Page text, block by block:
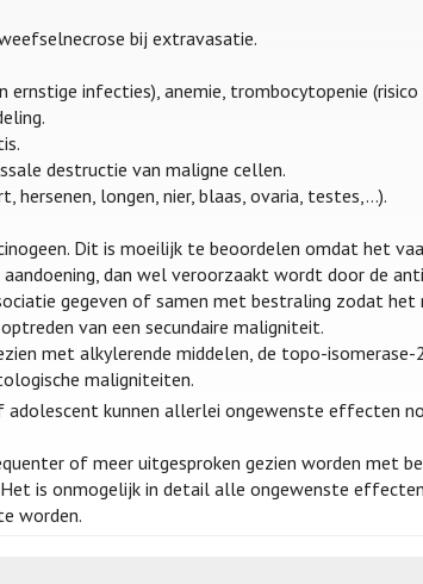
bij extravasatie.
ernstige infecties), anemie, trombocytopenie (risico
destructie van maligne cellen.
longen, nier, blaas, ovaria, testes,...).
Dit is moeilijk te beoordelen omdat het
dan wel veroorzaakt wordt door de
gegeven of samen met bestraling zodat
van een secundaire maligniteit.
met alkylerende middelen, de topo-
maligniteiten.
adolescent kunnen allerlei ongewenste effecten
of meer uitgesproken gezien worden met
is onmogelijk in detail alle ongewenste
worden.